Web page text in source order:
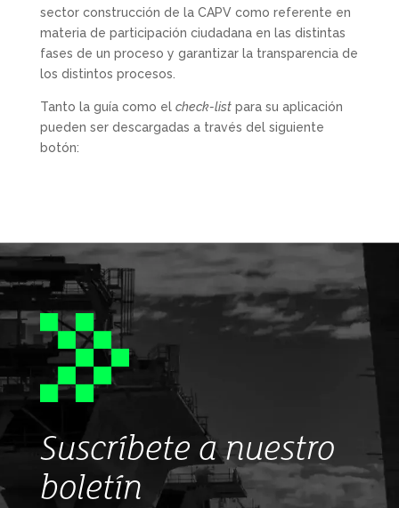
sector construcción de la CAPV como referente en
materia de participación ciudadana en las distintas
fases de un proceso y garantizar la transparencia de
los distintos procesos.
Tanto la guía como el check-listpara su aplicación
pueden ser descargadas a través del siguiente
botón:
Suscríbete a nuestro
boletín